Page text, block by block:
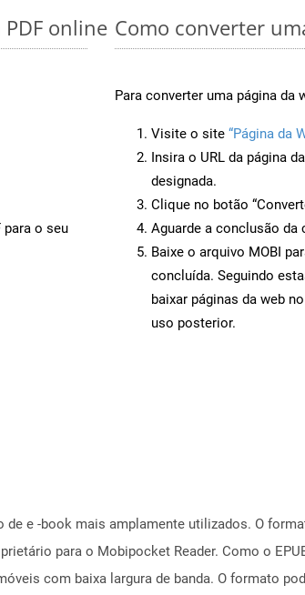
online
o seu
Como converter
Para converter uma página da
Visite o site “Página da
Insira o URL da página
designada.
Clique no botão
Aguarde a conclusão da
Baixe o arquivo MOBI
concluída. Seguindo
baixar páginas da web
uso posterior.
e -book mais amplamente utilizados. O
para o Mobipocket Reader. Como o
com baixa largura de banda. O formato